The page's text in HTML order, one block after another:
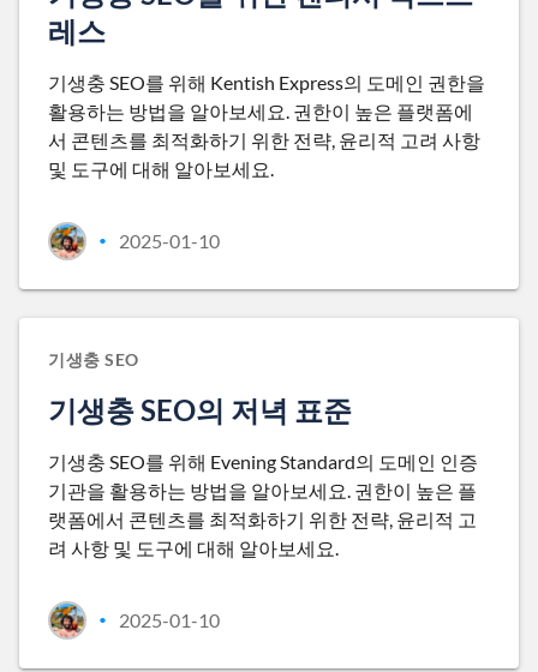
레스
기생충 SEO를 위해 Kentish Express의 도메인 권한을
활용하는 방법을 알아보세요. 권한이 높은 플랫폼에
서 콘텐츠를 최적화하기 위한 전략, 윤리적 고려 사항
및 도구에 대해 알아보세요.
• 2025-01-10
기생충 SEO
기생충 SEO의 저녁 표준
기생충 SEO를 위해 Evening Standard의 도메인 인증
기관을 활용하는 방법을 알아보세요. 권한이 높은 플
랫폼에서 콘텐츠를 최적화하기 위한 전략, 윤리적 고
려 사항 및 도구에 대해 알아보세요.
• 2025-01-10